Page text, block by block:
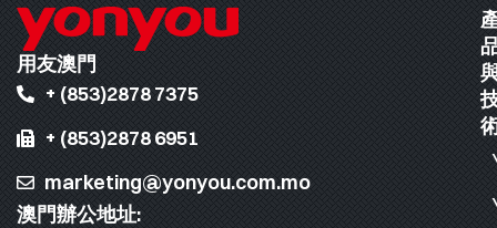
用友澳門
+ (853)2878 7375
+ (853)2878 6951
marketing@yonyou.com.mo
澳門辦公地址: